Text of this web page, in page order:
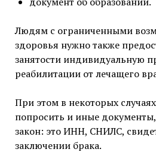
Людям с ограниченными
здоровья нужно также
занятости индивидуальную
реабилитации от лечащего
При этом в некоторых
попросить и иные
закон: это ИНН, СНИЛС,
заключении брака.